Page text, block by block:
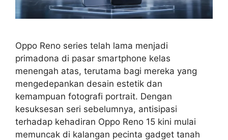
Oppo Reno series telah lama menjadi
primadona di pasar smartphone kelas
menengah atas, terutama bagi mereka yang
mengedepankan desain estetik dan
kemampuan fotografi portrait. Dengan
kesuksesan seri sebelumnya, antisipasi
terhadap kehadiran Oppo Reno 15 kini mulai
memuncak di kalangan pecinta gadget tanah